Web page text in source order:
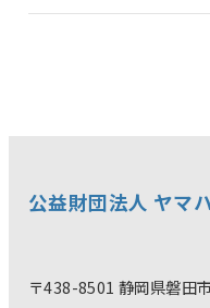
公益財団法人 ヤマ
〒438-8501 静岡県磐田